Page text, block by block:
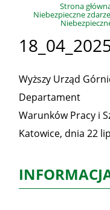
Strona
Niebezpieczne
Wyższy Urząd
Departament
Warunków Pracy i
Katowice, dnia 22